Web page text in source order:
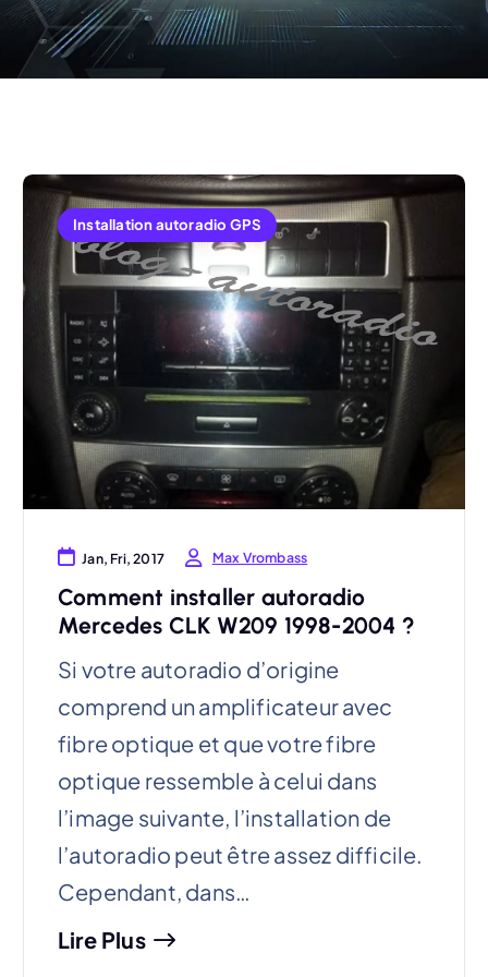
Installation autoradio GPS
Jan, Fri, 2017 Max Vrombass
Comment installer autoradio
Mercedes CLK W209 1998-2004 ?
Si votre autoradio d’origine
comprend un amplificateur avec
fibre optique et que votre fibre
optique ressemble à celui dans
l’image suivante, l’installation de
l’autoradio peut être assez difficile.
Cependant, dans…
Lire Plus